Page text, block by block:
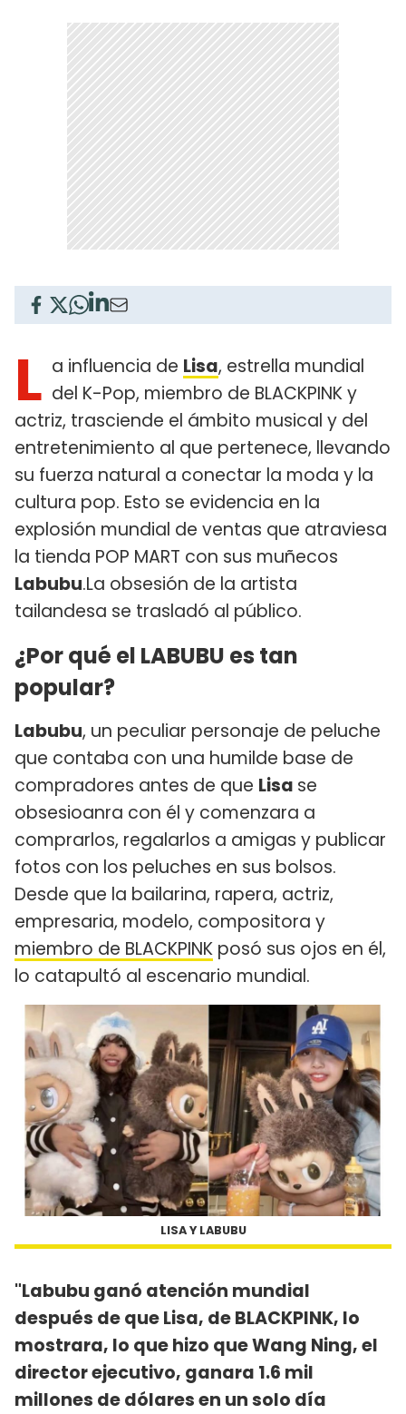
L a influencia de Lisa, estrella mundial
del K-Pop, miembro de BLACKPINK y
actriz, trasciende el ámbito musical y del
entretenimiento al que pertenece, llevando
su fuerza natural a conectar la moda y la
cultura pop. Esto se evidencia en la
explosión mundial de ventas que atraviesa
la tienda POP MART con sus muñecos
Labubu.La obsesión de la artista
tailandesa se trasladó al público.
¿Por qué el LABUBU es tan
popular?
Labubu, un peculiar personaje de peluche
que contaba con una humilde base de
compradores antes de que Lisa se
obsesioanra con él y comenzara a
comprarlos, regalarlos a amigas y publicar
fotos con los peluches en sus bolsos.
Desde que la bailarina, rapera, actriz,
empresaria, modelo, compositora y
miembro de BLACKPINK posó sus ojos en él,
lo catapultó al escenario mundial.
LISA Y LABUBU
"Labubu ganó atención mundial
después de que Lisa, de BLACKPINK, lo
mostrara, lo que hizo que Wang Ning, el
director ejecutivo, ganara 1.6 mil
millones de dólares en un solo día